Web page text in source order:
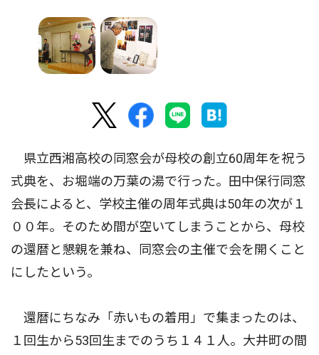
県立西湘高校の同窓会が母校の創立60周年を祝う
式典を、お堀端の万葉の湯で行った。田中保行同窓
会長によると、学校主催の周年式典は50年の次が１
００年。そのため間が空いてしまうことから、母校
の還暦と懇親を兼ね、同窓会の主催で会を開くこと
にしたという。
還暦にちなみ「赤いもの着用」で集まったのは、
１回生から53回生までのうち１４１人。大井町の間